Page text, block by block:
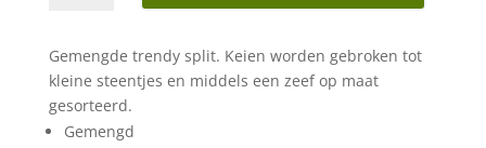
20kg
aantal
Gemengde trendy split. Keien worden gebroken tot
kleine steentjes en middels een zeef op maat
gesorteerd.
Gemengd